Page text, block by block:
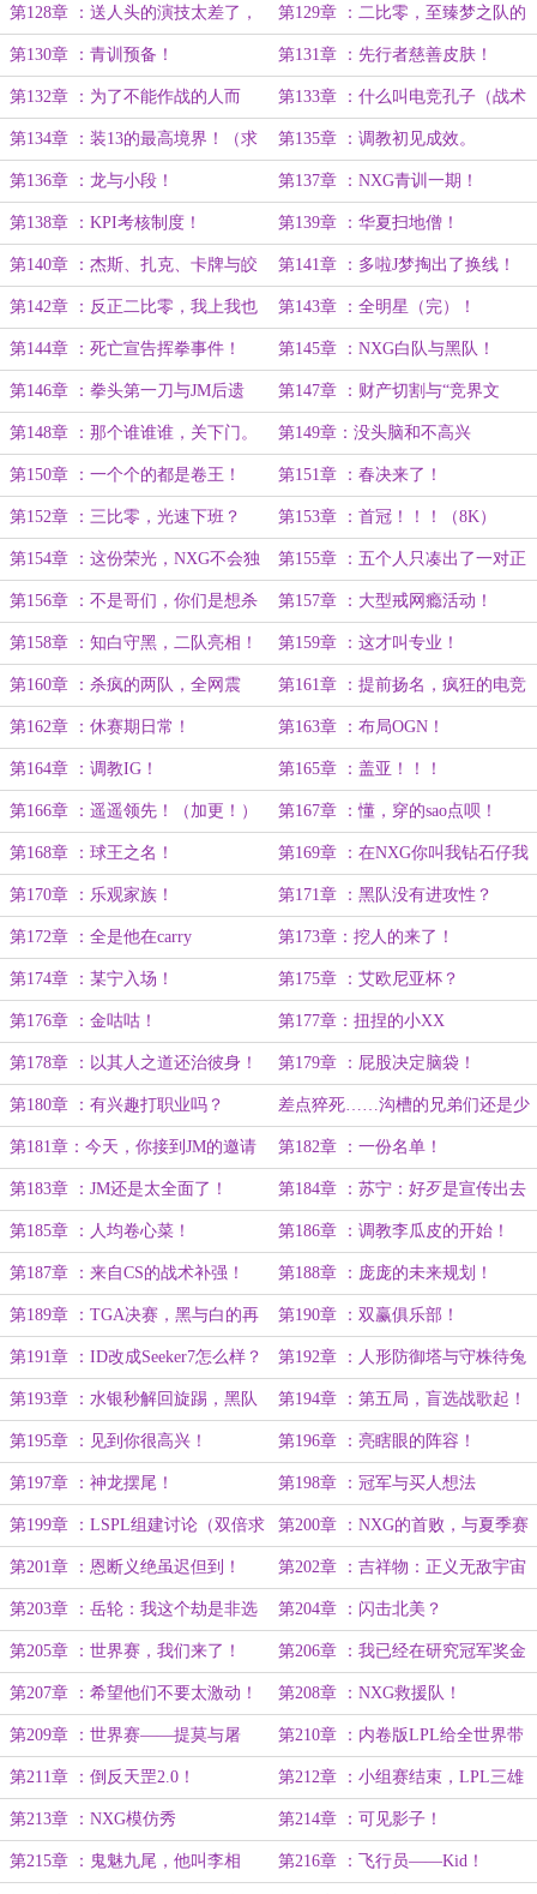
劈！（求月票））
第128章 ：送人头的演技太差了，
得练练！
第129章 ：二比零，至臻梦之队的
恐怖统治力！
第130章 ：青训预备！ 第131章 ：先行者慈善皮肤！
第132章 ：为了不能作战的人而
战！
第133章 ：什么叫电竞孔子（战术
后仰）
第134章 ：装13的最高境界！（求
月票）
第135章 ：调教初见成效。
第136章 ：龙与小段！ 第137章 ：NXG青训一期！
第138章 ：KPI考核制度！ 第139章 ：华夏扫地僧！
第140章 ：杰斯、扎克、卡牌与皎
月！
第141章 ：多啦J梦掏出了换线！
第142章 ：反正二比零，我上我也
行！（求月票））
第143章 ：全明星（完）！
第144章 ：死亡宣告挥拳事件！ 第145章 ：NXG白队与黑队！
第146章 ：拳头第一刀与JM后遗
症！
第147章 ：财产切割与“竞界文
化”（求月票）
第148章 ：那个谁谁谁，关下门。 第149章：没头脑和不高兴
第150章 ：一个个的都是卷王！ 第151章 ：春决来了！
第152章 ：三比零，光速下班？ 第153章 ：首冠！！！（8K）
第154章 ：这份荣光，NXG不会独
享！
第155章 ：五个人只凑出了一对正
常父母
第156章 ：不是哥们，你们是想杀
了我？
第157章 ：大型戒网瘾活动！
第158章 ：知白守黑，二队亮相！ 第159章 ：这才叫专业！
第160章 ：杀疯的两队，全网震
惊！
第161章 ：提前扬名，疯狂的电竞
圈！
第162章 ：休赛期日常！ 第163章 ：布局OGN！
第164章 ：调教IG！ 第165章 ：盖亚！！！
第166章 ：遥遥领先！（加更！） 第167章 ：懂，穿的sao点呗！
第168章 ：球王之名！ 第169章 ：在NXG你叫我钻石仔我
不挑你理，但在外面……
第170章 ：乐观家族！ 第171章 ：黑队没有进攻性？
第172章 ：全是他在carry 第173章：挖人的来了！
第174章 ：某宁入场！ 第175章 ：艾欧尼亚杯？
第176章 ：金咕咕！ 第177章：扭捏的小XX
第178章 ：以其人之道还治彼身！ 第179章 ：屁股决定脑袋！
第180章 ：有兴趣打职业吗？ 差点猝死……沟槽的兄弟们还是少
熬夜！
第181章：今天，你接到JM的邀请
了吗？
第182章 ：一份名单！
第183章 ：JM还是太全面了！ 第184章 ：苏宁：好歹是宣传出去
了！
第185章 ：人均卷心菜！ 第186章 ：调教李瓜皮的开始！
第187章 ：来自CS的战术补强！ 第188章 ：庞庞的未来规划！
第189章 ：TGA决赛，黑与白的再
战！
第190章 ：双赢俱乐部！
第191章 ：ID改成Seeker7怎么样？ 第192章 ：人形防御塔与守株待兔
第193章 ：水银秒解回旋踢，黑队
高光时刻！
第194章 ：第五局，盲选战歌起！
第195章 ：见到你很高兴！ 第196章 ：亮瞎眼的阵容！
第197章 ：神龙摆尾！ 第198章 ：冠军与买人想法
第199章 ：LSPL组建讨论（双倍求
月票）
第200章 ：NXG的首败，与夏季赛
规赛的结束
第201章 ：恩断义绝虽迟但到！ 第202章 ：吉祥物：正义无敌宇宙
光辉至臻阴阳陀螺仔！
第203章 ：岳轮：我这个劫是非选
不可吗？
第204章 ：闪击北美？
第205章 ：世界赛，我们来了！
（求月票）
第206章 ：我已经在研究冠军奖金
了！
第207章 ：希望他们不要太激动！ 第208章 ：NXG救援队！
第209章 ：世界赛——提莫与屠
杀！！
第210章 ：内卷版LPL给全世界带
来的震撼！
第211章 ：倒反天罡2.0！ 第212章 ：小组赛结束，LPL三雄
齐聚！
第213章 ：NXG模仿秀 第214章 ：可见影子！
第215章 ：鬼魅九尾，他叫李相 第216章 ：飞行员——Kid！